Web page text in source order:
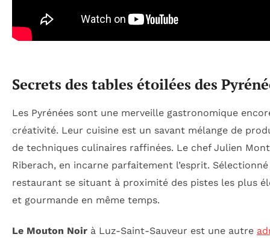
Secrets des tables étoilées des
Les Pyrénées sont une merveille gastronomique
créativité. Leur cuisine est un savant mélange de
de techniques culinaires raffinées. Le chef Julien
Riberach, en incarne parfaitement l’esprit.
restaurant se situant à proximité des pistes les plus
et gourmande en même temps.
Le Mouton Noir à Luz-Saint-Sauveur est une autre